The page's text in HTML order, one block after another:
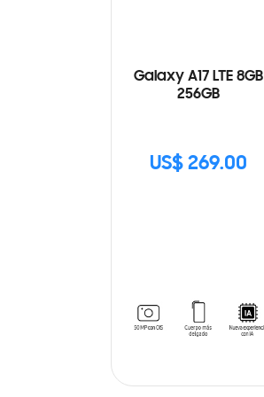
Galaxy A17 LTE 8GB
256GB
US$ 269.00